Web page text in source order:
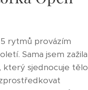
rytmů provázím
Sama jsem zažila
který sjednocuje tělo